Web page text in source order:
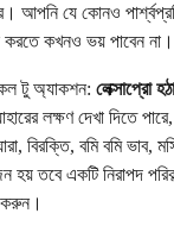
আপনি যে কোনও
করতে কখনও ভয় পাবেন না।
টু অ্যাকশন: লেক্সাপ্রো
লক্ষণ দেখা দিতে
বিরক্তি, বমি বমি ভাব,
তবে একটি নিরাপদ
করুন।